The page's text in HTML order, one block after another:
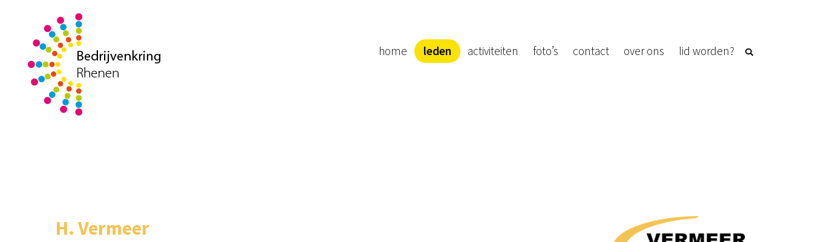
home leden activiteiten foto’s contact over ons lid worden?
H. Vermeer